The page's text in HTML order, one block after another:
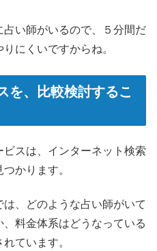
い師がいるので、５分間だ
にくいですからね。
を、比較検討するこ
スは、インターネット検索
かります。
、どのような占い師がいて
料金体系はどうなっている
ています。